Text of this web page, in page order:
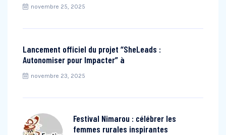
novembre 25, 2025
Lancement officiel du projet “SheLeads :
Autonomiser pour Impacter” à
novembre 23, 2025
Festival Nimarou : célébrer les
femmes rurales inspirantes